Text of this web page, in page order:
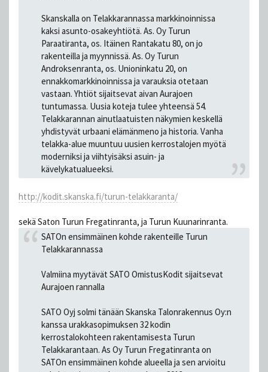
Skanskalla on Telakkarannassa markkinoinnissa
kaksi asunto-osakeyhtiötä. As. Oy Turun
Paraatiranta, os. Itäinen Rantakatu 80, on jo
rakenteilla ja myynnissä. As. Oy Turun
Androksenranta, os. Unioninkatu 20, on
ennakkomarkkinoinnissa ja varauksia otetaan
vastaan. Yhtiöt sijaitsevat aivan Aurajoen
tuntumassa. Uusia koteja tulee yhteensä 54.
Telakkarannan ainutlaatuisten näkymien keskellä
yhdistyvät urbaani elämänmeno ja historia. Vanha
telakka-alue muuntuu uusien kerrostalojen myötä
moderniksi ja viihtyisäksi asuin- ja
kävelykatualueeksi.
http://kodit.skanska.fi/turun-telakkaranta/
sekä Saton Turun Fregatinranta, ja Turun Kuunarinranta.
SATOn ensimmäinen kohde rakenteille Turun
Telakkarannassa
Valmiina myytävät SATO OmistusKodit sijaitsevat
Aurajoen rannalla
SATO Oyj solmi tänään Skanska Talonrakennus Oy:n
kanssa urakkasopimuksen 32 kodin
kerrostalokohteen rakentamisesta Turun
Telakkarantaan. As Oy Turun Fregatinranta on
SATOn ensimmäinen kohde alueella ja sen arvioitu